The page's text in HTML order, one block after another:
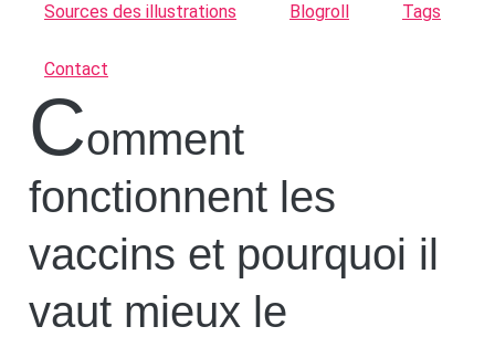
Sources des illustrations Blogroll Tags
Contact
comment
fonctionnent les
vaccins et pourquoi il
vaut mieux le